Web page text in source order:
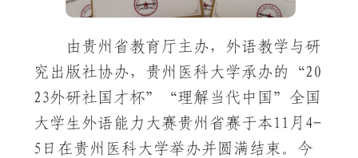
由贵州省教育厅主办，外语教学与研
究出版社协办，贵州医科大学承办的“20
23外研社国才杯”“理解当代中国”全国
大学生外语能力大赛贵州省赛于本11月4-
5日在贵州医科大学举办并圆满结束。今